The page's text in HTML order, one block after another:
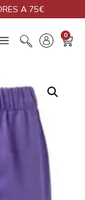
A 75€
0